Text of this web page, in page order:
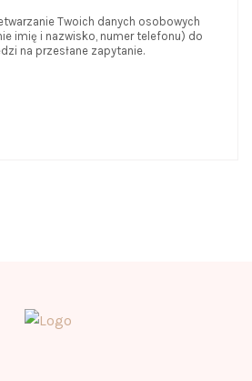
Twoich danych osobowych
imię i nazwisko, numer telefonu) do
na przesłane zapytanie.